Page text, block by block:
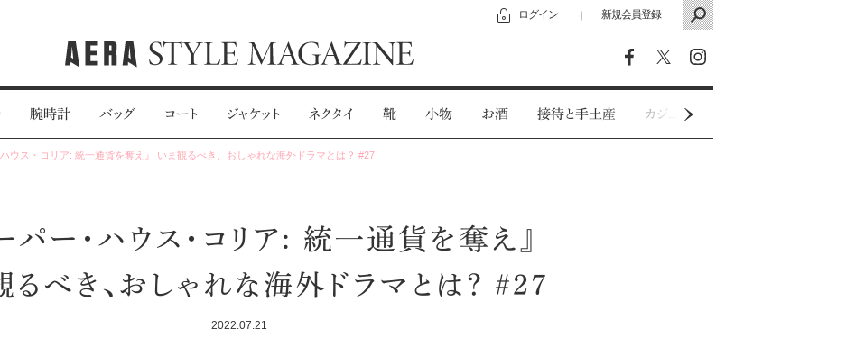
ログイン ｜ 新規会員登録
腕時計 バッグ コート ジャケット ネクタイ 靴 小物 お酒 接待と手土産 カジュアルウェア
ハウス・コリア: 統一通貨を奪え』 いま観るべき、おしゃれな海外ドラマとは？ #27
パー・ハウス・コリア: 統一通貨を奪え』
るべき、おしゃれな海外ドラマとは？ #27
2022.07.21